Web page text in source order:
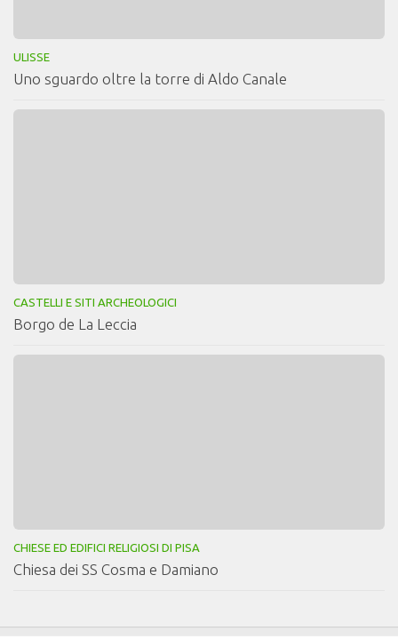
ULISSE
Uno sguardo oltre la torre di Aldo Canale
CASTELLI E SITI ARCHEOLOGICI
Borgo de La Leccia
CHIESE ED EDIFICI RELIGIOSI DI PISA
Chiesa dei SS Cosma e Damiano